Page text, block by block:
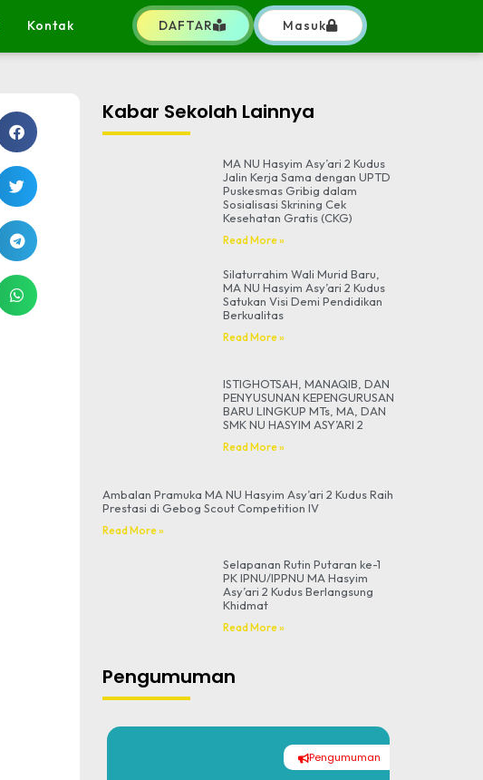
Kontak DAFTAR Masuk
Kabar Sekolah Lainnya
MA NU Hasyim Asy’ari 2 Kudus
Jalin Kerja Sama dengan UPTD
Puskesmas Gribig dalam
Sosialisasi Skrining Cek
Kesehatan Gratis (CKG)
Read More »
Silaturrahim Wali Murid Baru,
MA NU Hasyim Asy’ari 2 Kudus
Satukan Visi Demi Pendidikan
Berkualitas
Read More »
ISTIGHOTSAH, MANAQIB, DAN
PENYUSUNAN KEPENGURUSAN
BARU LINGKUP MTs, MA, DAN
SMK NU HASYIM ASY’ARI 2
Read More »
Ambalan Pramuka MA NU Hasyim Asy’ari 2 Kudus Raih
Prestasi di Gebog Scout Competition IV
Read More »
Selapanan Rutin Putaran ke-1
PK IPNU/IPPNU MA Hasyim
Asy’ari 2 Kudus Berlangsung
Khidmat
Read More »
Pengumuman
Pengumuman